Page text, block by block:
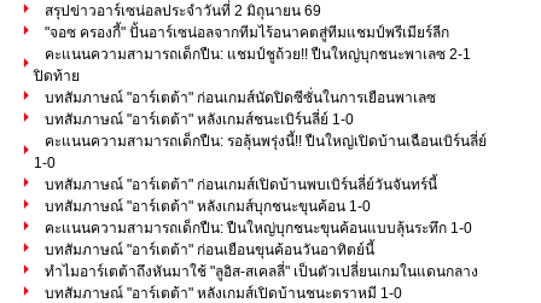
สรุปข่าวอาร์เซน่อลประจำวันที่ 2 มิถุนายน 69
"จอซ ครองกี้" ปั้นอาร์เซน่อลจากทีมไร้อนาคตสู่ทีมแชมป์พรีเมียร์ลีก
คะแนนความสามารถเด็กปืน: แชมป์ชูถ้วย!! ปืนใหญ่บุกชนะพาเลซ 2-1
ปิดท้าย
บทสัมภาษณ์ "อาร์เตต้า" ก่อนเกมส์นัดปิดซีซั่นในการเยือนพาเลซ
บทสัมภาษณ์ "อาร์เตต้า" หลังเกมส์ชนะเบิร์นลี่ย์ 1-0
คะแนนความสามารถเด็กปืน: รอลุ้นพรุ่งนี้!! ปืนใหญ่เปิดบ้านเฉือนเบิร์นลี่ย์
1-0
บทสัมภาษณ์ "อาร์เตต้า" ก่อนเกมส์เปิดบ้านพบเบิร์นลี่ย์วันจันทร์นี้
บทสัมภาษณ์ "อาร์เตต้า" หลังเกมส์บุกชนะขุนค้อน 1-0
คะแนนความสามารถเด็กปืน: ปืนใหญ่บุกชนะขุนค้อนแบบลุ้นระทึก 1-0
บทสัมภาษณ์ "อาร์เตต้า" ก่อนเยือนขุนค้อนวันอาทิตย์นี้
ทำไมอาร์เตต้าถึงหันมาใช้ "ลูอิส-สเคลลี่" เป็นตัวเปลี่ยนเกมในแดนกลาง
บทสัมภาษณ์ "อาร์เตต้า" หลังเกมส์เปิดบ้านชนะตราหมี 1-0